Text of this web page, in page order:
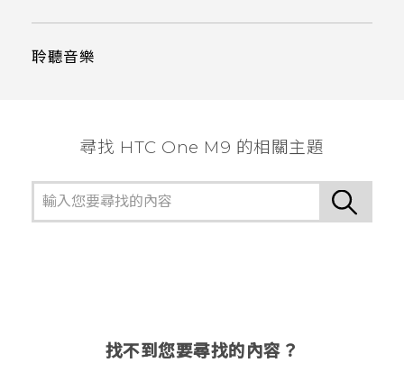
聆聽音樂
尋找 HTC One M9 的相關主題
找不到您要尋找的內容？